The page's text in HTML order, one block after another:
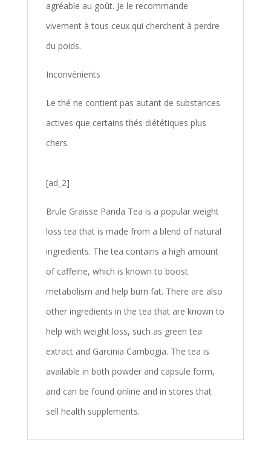
agréable au goût. Je le recommande
vivement à tous ceux qui cherchent à perdre
du poids.
Inconvénients
Le thé ne contient pas autant de substances
actives que certains thés diététiques plus
chers.
[ad_2]
Brule Graisse Panda Tea is a popular weight
loss tea that is made from a blend of natural
ingredients. The tea contains a high amount
of caffeine, which is known to boost
metabolism and help burn fat. There are also
other ingredients in the tea that are known to
help with weight loss, such as green tea
extract and Garcinia Cambogia. The tea is
available in both powder and capsule form,
and can be found online and in stores that
sell health supplements.